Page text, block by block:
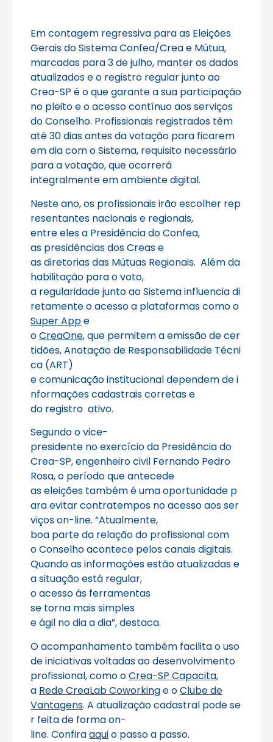
Em contagem regressiva para as Eleições
Gerais do Sistema Confea/Crea e Mútua,
marcadas para 3 de julho, manter os dados
atualizados e o registro regular junto ao
Crea-SP é o que garante a sua participação
no pleito e o acesso contínuo aos serviços
do Conselho. Profissionais registrados têm
até 30 dias antes da votação para ficarem
em dia com o Sistema, requisito necessário
para a votação, que ocorrerá
integralmente em ambiente digital.
Neste ano, os profissionais irão escolher rep
resentantes nacionais e regionais,
entre eles a Presidência do Confea,
as presidências dos Creas e
as diretorias das Mútuas Regionais. Além da
habilitação para o voto,
a regularidade junto ao Sistema influencia di
retamente o acesso a plataformas como o
Super Appe
oCreaOne, que permitem a emissão de cer
tidões, Anotação de Responsabilidade Técni
ca (ART)
e comunicação institucional dependem de i
nformações cadastrais corretas e
do registro ativo.
Segundo o vice-
presidente no exercício da Presidência do
Crea-SP, engenheiro civil Fernando Pedro
Rosa, o período que antecede
as eleições também é uma oportunidade p
ara evitar contratempos no acesso aos ser
viços on-line. “Atualmente,
boa parte da relação do profissional com
o Conselho acontece pelos canais digitais.
Quando as informações estão atualizadas e
a situação está regular,
o acesso às ferramentas
se torna mais simples
e ágil no dia a dia”, destaca.
O acompanhamento também facilita o uso
de iniciativas voltadas ao desenvolvimento
profissional, como oCrea-SP Capacita,
a Rede CreaLab Coworkinge oClube de
Vantagens. A atualização cadastral pode se
r feita de forma on-
line. Confiraaquio passo a passo.